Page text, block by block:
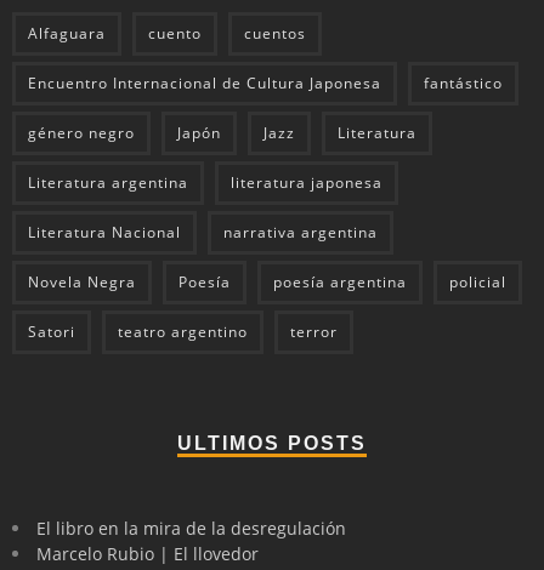
Alfaguara cuento cuentos
Encuentro Internacional de Cultura Japonesa fantástico
género negro Japón Jazz Literatura
Literatura argentina literatura japonesa
Literatura Nacional narrativa argentina
Novela Negra Poesía poesía argentina policial
Satori teatro argentino terror
ULTIMOS POSTS
El libro en la mira de la desregulación
Marcelo Rubio | El llovedor